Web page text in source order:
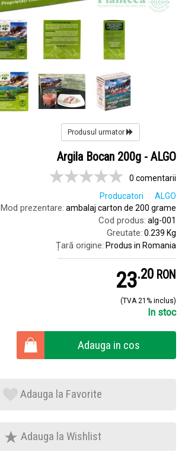
Produsul urmator
Argila Bocan 200g - ALGO
0 comentarii
Producatori
ALGO
Mod prezentare: ambalaj carton de 200 grame
Cod produs: alg-001
Greutate: 0.239 Kg
Țară origine: Produs in Romania
23.2 RON
(TVA 21% inclus)
In stoc
Adauga in cos
Adauga la Favorite
Adauga la Wishlist